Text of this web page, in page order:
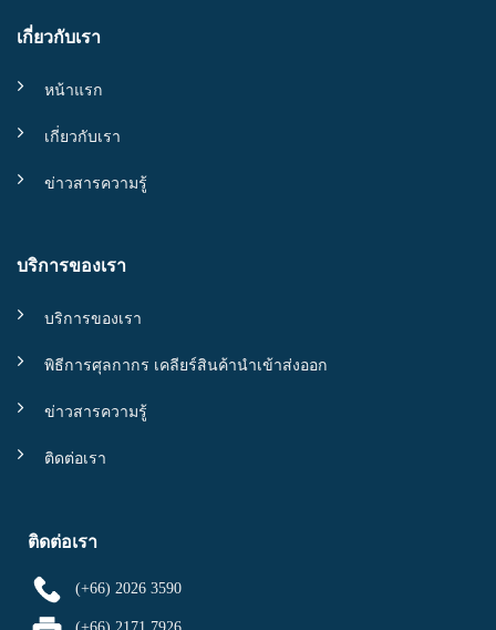
เกี่ยวกับเรา
หน้าแรก
เกี่ยวกับเรา
ข่าวสารความรู้
บริการของเรา
บริการของเรา
พิธีการศุลกากร เคลียร์สินค้านำเข้าส่งออก
ข่าวสารความรู้
ติดต่อเรา
ติดต่อเรา
(+66) 2026 3590
(+66) 2171 7926